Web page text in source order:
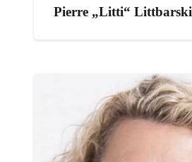
Pierre „Litti“ Littbarski